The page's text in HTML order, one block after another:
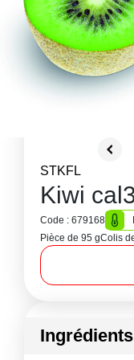
STKFL
Kiwi
Code : 679168
Pièce de 95 gColis